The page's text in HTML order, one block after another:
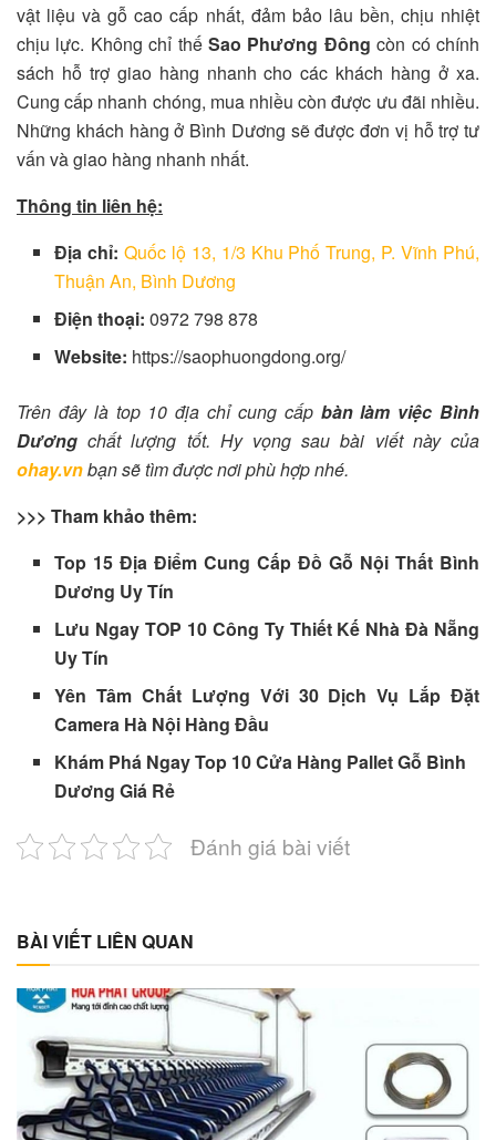
vật liệu và gỗ cao cấp nhất, đảm bảo lâu bền, chịu nhiệt
chịu lực. Không chỉ thế Sao Phương Đôngcòn có chính
sách hỗ trợ giao hàng nhanh cho các khách hàng ở xa.
Cung cấp nhanh chóng, mua nhiều còn được ưu đãi nhiều.
Những khách hàng ở Bình Dương sẽ được đơn vị hỗ trợ tư
vấn và giao hàng nhanh nhất.
Thông tin liên hệ:
Địa chỉ:Quốc lộ 13, 1/3 Khu Phố Trung, P. Vĩnh Phú,
Thuận An, Bình Dương
Điện thoại: 0972 798 878
Website: https://saophuongdong.org/
Trên đây là top 10 địa chỉ cung cấp bàn làm việc Bình
Dươngchất lượng tốt. Hy vọng sau bài viết này của
ohay.vnbạn sẽ tìm được nơi phù hợp nhé.
>>> Tham khảo thêm:
Top 15 Địa Điểm Cung Cấp Đồ Gỗ Nội Thất Bình
Dương Uy Tín
Lưu Ngay TOP 10 Công Ty Thiết Kế Nhà Đà Nẵng
Uy Tín
Yên Tâm Chất Lượng Với 30 Dịch Vụ Lắp Đặt
Camera Hà Nội Hàng Đầu
Khám Phá Ngay Top 10 Cửa Hàng Pallet Gỗ Bình
Dương Giá Rẻ
Đánh giá bài viết
BÀI VIẾT LIÊN QUAN